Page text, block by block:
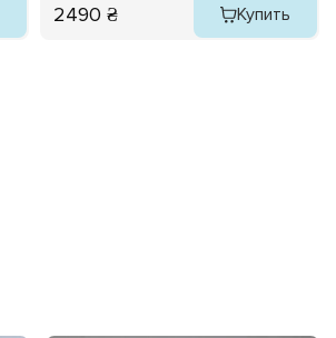
2490 ₴ Купить